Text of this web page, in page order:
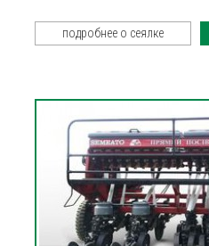
подробнее о сеялке